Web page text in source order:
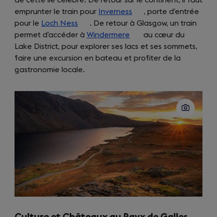
a
new
tab)
emprunter le train pour Inverness (opens
in
new
tab)
, porte d’entrée
pour le Loch Ness (opens
in
a
new
tab)
. De retour à Glasgow, un train
permet d’accéder à Windermere (opens
in
a
au cœur du
Lake District, pour explorer ses lacs et ses sommets,
faire une excursion en bateau et profiter de la
gastronomie locale.